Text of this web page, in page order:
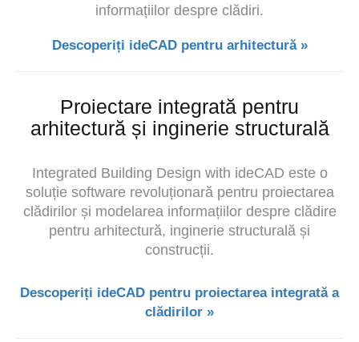
informațiilor despre clădiri.
Descoperiți ideCAD pentru arhitectură »
Proiectare integrată pentru
arhitectură și inginerie structurală
Integrated Building Design with ideCAD este o
soluție software revoluționară pentru proiectarea
clădirilor și modelarea informațiilor despre clădire
pentru arhitectură, inginerie structurală și
construcții.
Descoperiți ideCAD pentru proiectarea integrată a
clădirilor »